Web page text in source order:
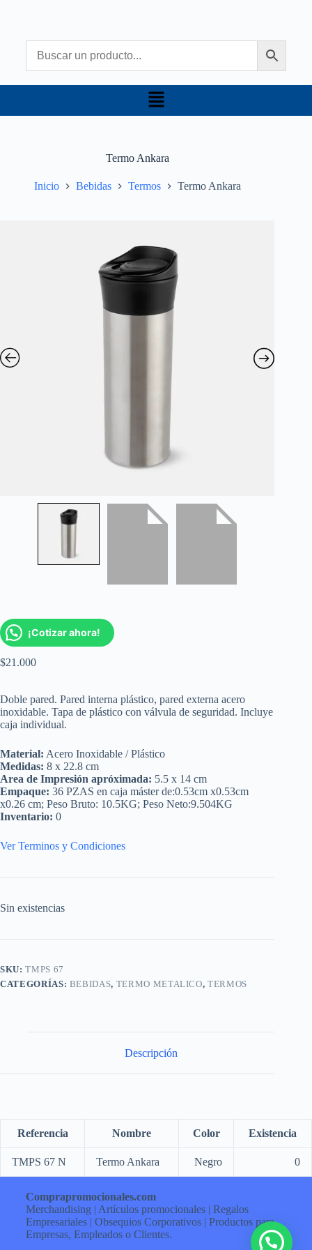
Termo Ankara
Inicio Bebidas Termos Termo Ankara
¡Cotizar ahora!
$21.000
Doble pared. Pared interna plástico, pared externa acero
inoxidable. Tapa de plástico con válvula de seguridad. Incluye
caja individual.
Material: Acero Inoxidable / Plástico
Medidas: 8 x 22.8 cm
Area de Impresión apróximada: 5.5 x 14 cm
Empaque: 36 PZAS en caja máster de:0.53cm x0.53cm
x0.26 cm; Peso Bruto: 10.5KG; Peso Neto:9.504KG
Inventario: 0
Ver Terminos y Condiciones
Sin existencias
SKU:TMPS 67
CATEGORÍAS: BEBIDAS, TERMO METALICO,TERMOS
Descripción
Referencia Nombre Color Existencia
TMPS 67 N Termo Ankara Negro 0
Comprapromocionales.com
Merchandising | Artículos promocionales | Regalos
Empresariales | Obsequios Corporativos | Productos para
Empresas, Empleados o Clientes.